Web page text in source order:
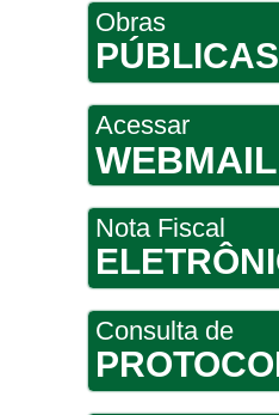
Obras
PÚBLICAS
Acessar
WEBMAIL
Nota Fiscal
Consulta de